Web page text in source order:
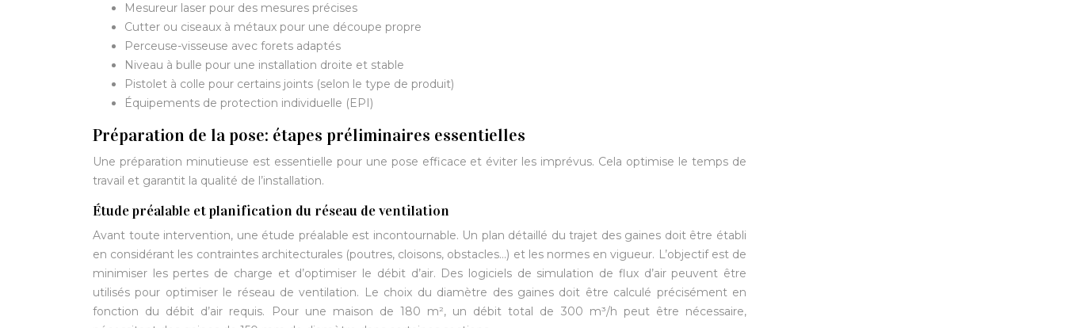
Mesureur laser pour des mesures précises
Cutter ou ciseaux à métaux pour une découpe propre
Perceuse-visseuse avec forets adaptés
Niveau à bulle pour une installation droite et stable
Pistolet à colle pour certains joints (selon le type de produit)
Équipements de protection individuelle (EPI)
Préparation de la pose: étapes préliminaires essentielles
Une préparation minutieuse est essentielle pour une pose efficace et éviter les imprévus. Cela optimise le temps de
travail et garantit la qualité de l’installation.
Étude préalable et planification du réseau de ventilation
Avant toute intervention, une étude préalable est incontournable. Un plan détaillé du trajet des gaines doit être établi
en considérant les contraintes architecturales (poutres, cloisons, obstacles…) et les normes en vigueur. L’objectif est de
minimiser les pertes de charge et d’optimiser le débit d’air. Des logiciels de simulation de flux d’air peuvent être
utilisés pour optimiser le réseau de ventilation. Le choix du diamètre des gaines doit être calculé précisément en
fonction du débit d’air requis. Pour une maison de 180 m², un débit total de 300 m³/h peut être nécessaire,